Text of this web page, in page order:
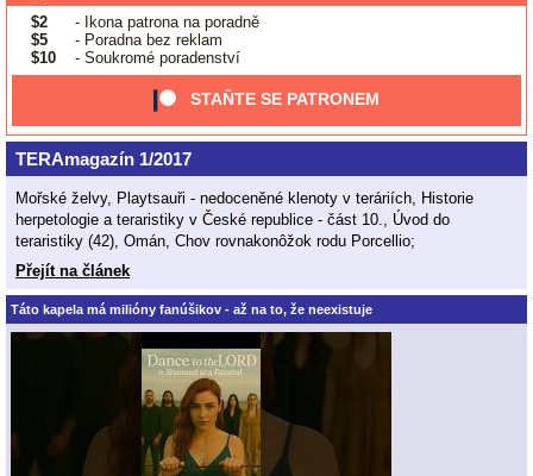
$2
- Ikona patrona na poradně
$5
- Poradna bez reklam
$10
- Soukromé poradenství
STAŇTE SE PATRONEM
TERAmagazín 1/2017
Mořské želvy, Playtsauři - nedoceněné klenoty v teráriích, Historie
herpetologie a teraristiky v České republice - část 10., Úvod do
teraristiky (42), Omán, Chov rovnakonôžok rodu Porcellio;
Přejít na článek
Táto kapela má milióny fanúšikov - až na to, že neexistuje